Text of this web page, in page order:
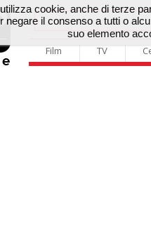
Film TV
cookie, anche di terze
negare il consenso a tutti o
suo elemento